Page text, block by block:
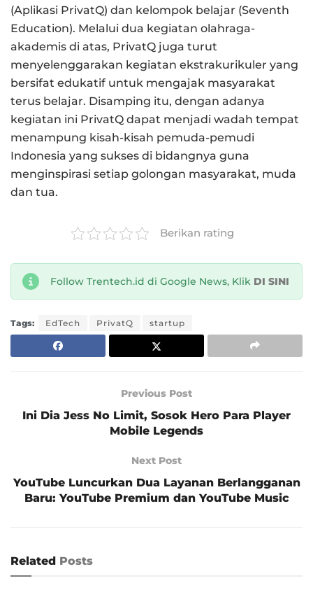
(Aplikasi PrivatQ) dan kelompok belajar (Seventh
Education). Melalui dua kegiatan olahraga-
akademis di atas, PrivatQ juga turut
menyelenggarakan kegiatan ekstrakurikuler yang
bersifat edukatif untuk mengajak masyarakat
terus belajar. Disamping itu, dengan adanya
kegiatan ini PrivatQ dapat menjadi wadah tempat
menampung kisah-kisah pemuda-pemudi
Indonesia yang sukses di bidangnya guna
menginspirasi setiap golongan masyarakat, muda
dan tua.
Berikan rating
Follow Trentech.id di Google News, Klik DI SINI
Tags: EdTech PrivatQ startup
Previous Post
Ini Dia Jess No Limit, Sosok Hero Para Player
Mobile Legends
Next Post
YouTube Luncurkan Dua Layanan Berlangganan
Baru: YouTube Premium dan YouTube Music
Related Posts